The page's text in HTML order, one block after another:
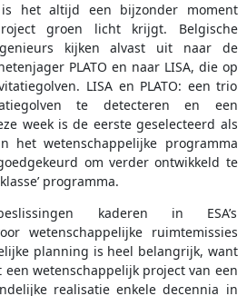
is het altijd een bijzonder moment
groen licht krijgt. Belgische
kijken alvast uit naar de
PLATO en naar LISA, die op
LISA en PLATO: een trio
te detecteren en een
week is de eerste geselecteerd als
het wetenschappelijke programma
om verder ontwikkeld te
programma.
kaderen in ESA’s
wetenschappelijke ruimtemissies
planning is heel belangrijk, want
wetenschappelijk project van een
realisatie enkele decennia in